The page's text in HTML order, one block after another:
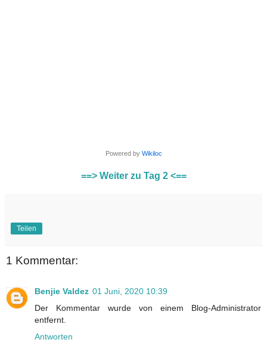
Powered by Wikiloc
==> Weiter zu Tag 2 <==
Teilen
1 Kommentar:
Benjie Valdez 01 Juni, 2020 10:39
Der Kommentar wurde von einem Blog-Administrator
entfernt.
Antworten